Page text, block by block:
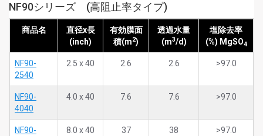
NF90シリーズ (高阻止率タイプ)
商品名
直径x長
(inch)
有効膜面
積(m2)
透過水量
(m3/d)
塩除去率
(%) MgSO4
NF90-
2540
2.5 x 40 2.6 2.6 >97.0
NF90-
4040
4.0 x 40 7.6 7.6 >97.0
NF90-
8.0 x 40 37 38 >97.0